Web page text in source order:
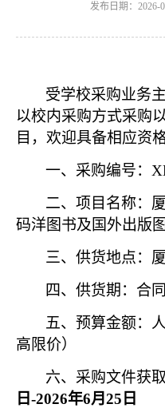
发布日期：2026-
受学校采购业务
以校内采购方式采购
目，欢迎具备相应资
一、采购编号：
二、项目名称：
码洋图书及国外出版
三、供货地点：
四、供货期：合
五、预算金额：
高限价）
六、采购文件获取
日-2026年6月25 日